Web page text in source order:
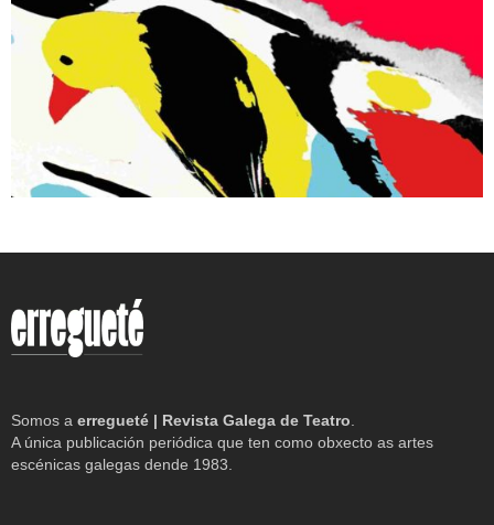
Somos a erregueté | Revista Galega de Teatro.
A única publicación periódica que ten como obxecto as artes
escénicas galegas dende 1983.